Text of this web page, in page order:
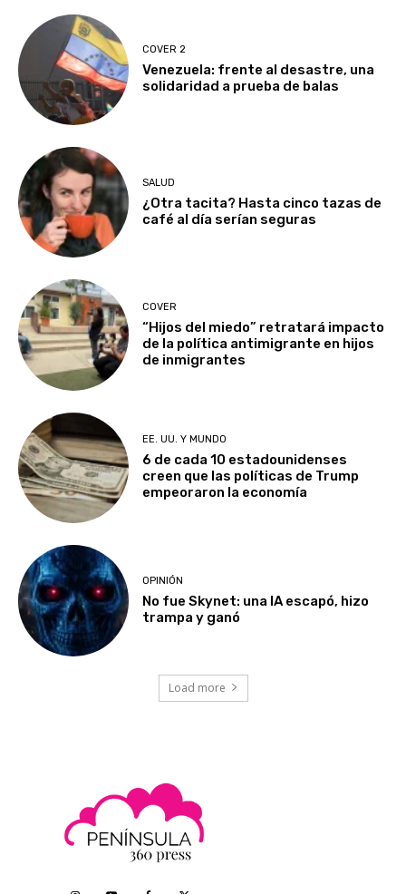
COVER 2
Venezuela: frente al desastre, una
solidaridad a prueba de balas
SALUD
¿Otra tacita? Hasta cinco tazas de
café al día serían seguras
COVER
“Hijos del miedo” retratará impacto
de la política antimigrante en hijos
de inmigrantes
EE. UU. Y MUNDO
6 de cada 10 estadounidenses
creen que las políticas de Trump
empeoraron la economía
OPINIÓN
No fue Skynet: una IA escapó, hizo
trampa y ganó
Load more